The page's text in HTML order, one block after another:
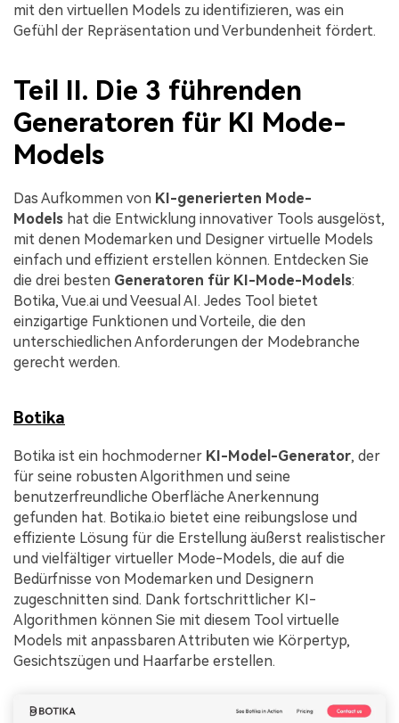
mit den virtuellen Models zu identifizieren, was ein
Gefühl der Repräsentation und Verbundenheit fördert.
Teil II. Die 3 führenden
Generatoren für KI Mode-
Models
Das Aufkommen von KI-generierten Mode-
Models hat die Entwicklung innovativer Tools ausgelöst,
mit denen Modemarken und Designer virtuelle Models
einfach und effizient erstellen können. Entdecken Sie
die drei besten Generatoren für KI-Mode-Models:
Botika, Vue.ai und Veesual AI. Jedes Tool bietet
einzigartige Funktionen und Vorteile, die den
unterschiedlichen Anforderungen der Modebranche
gerecht werden.
Botika
Botika ist ein hochmoderner KI-Model-Generator, der
für seine robusten Algorithmen und seine
benutzerfreundliche Oberfläche Anerkennung
gefunden hat. Botika.io bietet eine reibungslose und
effiziente Lösung für die Erstellung äußerst realistischer
und vielfältiger virtueller Mode-Models, die auf die
Bedürfnisse von Modemarken und Designern
zugeschnitten sind. Dank fortschrittlicher KI-
Algorithmen können Sie mit diesem Tool virtuelle
Models mit anpassbaren Attributen wie Körpertyp,
Gesichtszügen und Haarfarbe erstellen.